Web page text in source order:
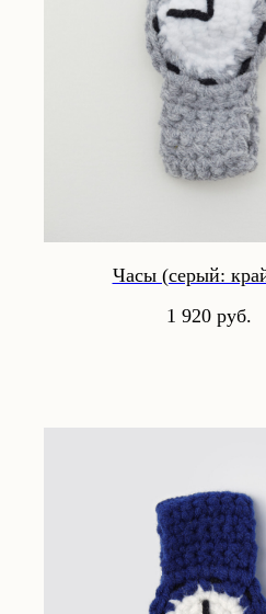
Часы (серый:
1 920 руб.